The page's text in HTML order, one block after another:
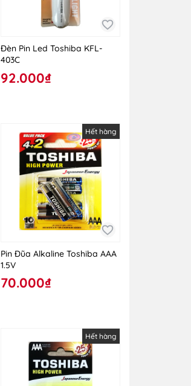
Đèn Pin Led Toshiba KFL-
403C
92.000₫
Hết hàng
Pin Đũa Alkaline Toshiba AAA
1.5V
70.000₫
Hết hàng